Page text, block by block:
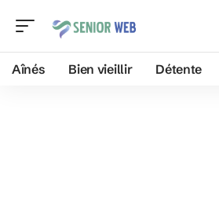
Aînés Bien vieillir Détente